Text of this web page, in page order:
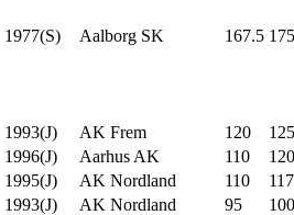
1977(S) Aalborg SK 167.5 175
1993(J) AK Frem 120
125
1996(J) Aarhus AK 110
120
1995(J) AK Nordland 110
1993(J) AK Nordland 95
100